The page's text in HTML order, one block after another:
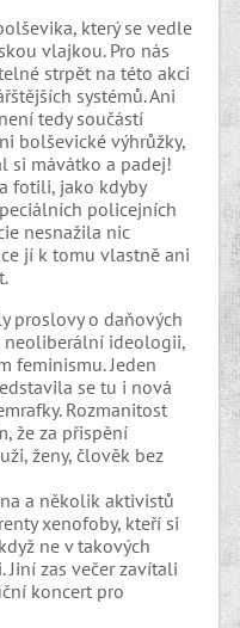
který se vedle
vlajkou. Pro nás
strpět na této akci
systémů. Ani
tedy součástí
bolševické výhrůžky,
si mávátko a padej!
a fotili, jako kdyby
policejních
nesnažila nic
jí k tomu vlastně ani
proslovy o daňových
neoliberální ideologii,
feminismu. Jeden
se tu i nová
Rozmanitost
že za přispění
ženy, člověk bez
a několik aktivistů
xenofoby, kteří si
ne v takových
Jiní zas večer zavítali
koncert pro